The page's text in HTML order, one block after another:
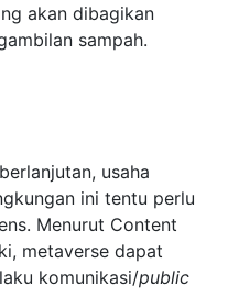
akan dibagikan
sampah.
usaha
ini tentu perlu
Menurut Content
metaverse dapat
komunikasi/public